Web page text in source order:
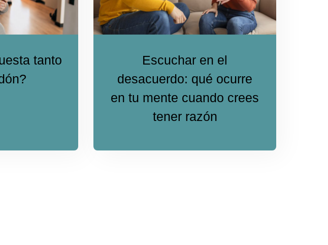
tanto
Escuchar en el
desacuerdo: qué ocurre
en tu mente cuando crees
tener razón